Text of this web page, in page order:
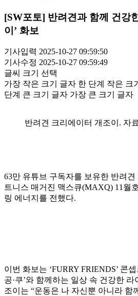
[SW포토] 반려견과 함께 건강
이’ 화보
기사입력 2025-10-27 09:59:50
기사수정 2025-10-27 09:59:49
글씨 크기 선택
가장 작은 크기 글자 한 단계 작은 크
단계 큰 크기 글자 가장 큰 크기 글자
반려견 크리에이터 개조이. 자
63만 유튜브 구독자를 보유한 반려견
트니스 매거진 맥스큐(MAXQ) 11월
링 에너지를 전했다.
이번 화보는 ‘FURRY FRIENDS’ 콘
공·쿠’와 함께하는 일상 속 건강한
조이는 “운동은 나 자신뿐 아니라 함